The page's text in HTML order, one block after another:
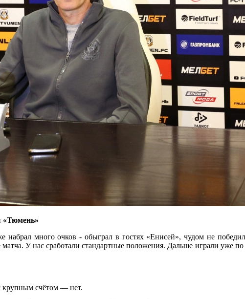
«Тюмень»
набрал много очков - обыграл в гостях «Енисей», чудом не
У нас сработали стандартные положения. Дальше играли уже
крупным счётом — нет.